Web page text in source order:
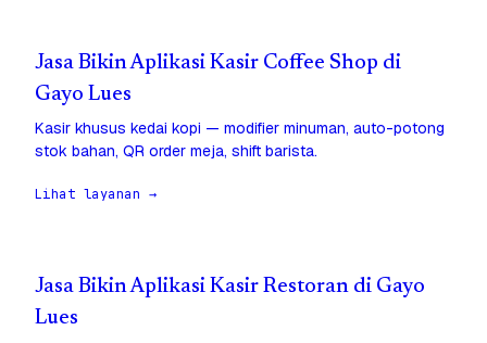
Jasa Bikin Aplikasi Kasir Coffee Shop di
Gayo Lues
Kasir khusus kedai kopi — modifier minuman, auto-potong
stok bahan, QR order meja, shift barista.
Lihat layanan →
Jasa Bikin Aplikasi Kasir Restoran di Gayo
Lues